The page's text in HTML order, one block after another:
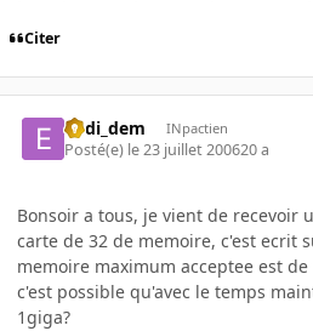
Citer
eddi_dem INpactien
Posté(e) le 23 juillet 200620 a
Bonsoir a tous, je vient de recevoir
carte de 32 de memoire, c'est ecrit
memoire maximum acceptee est
c'est possible qu'avec le temps
1giga?